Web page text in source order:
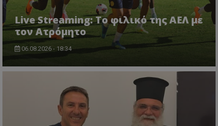
Live Streaming: Το φιλικό της ΑΕΛ με
τον Ατρόμητο
06.08.2026 - 18:34